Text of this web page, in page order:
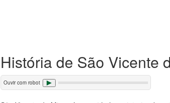
História de São Vicente
Ouvir com robot